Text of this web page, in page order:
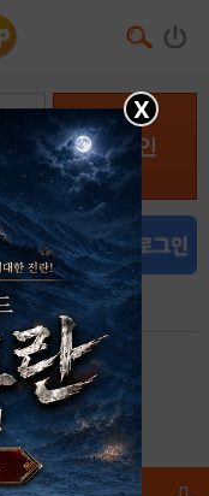
로그인
원가입
X